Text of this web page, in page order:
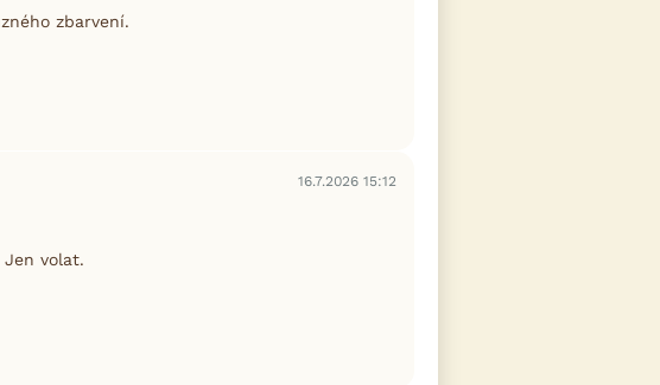
zbarvení.
16.7.2026 15:12
volat.